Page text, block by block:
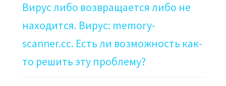
Вирус либо возвращается либо не
находится. Вирус: memory-
scanner.cc. Есть ли возможность как-
то решить эту проблему?